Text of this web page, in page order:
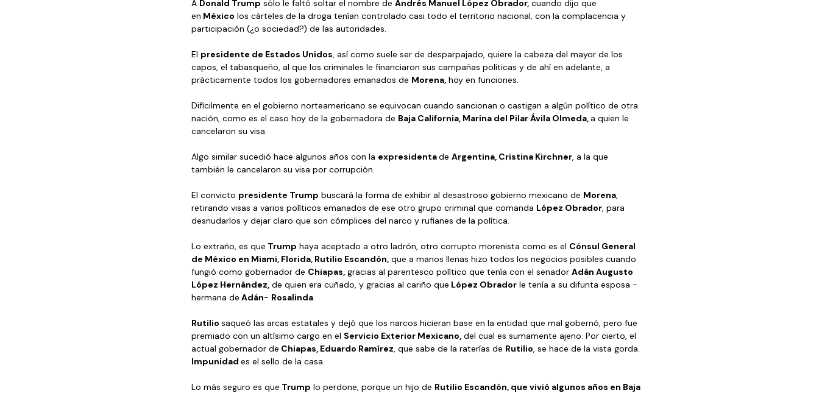
A Donald Trump sólo le faltó soltar el nombre de Andrés Manuel López Obrador, cuando dijo que
en México los cárteles de la droga tenían controlado casi todo el territorio nacional, con la complacencia y
participación (¿o sociedad?) de las autoridades.
El presidente de Estados Unidos, así como suele ser de desparpajado, quiere la cabeza del mayor de los
capos, el tabasqueño, al que los criminales le financiaron sus campañas políticas y de ahí en adelante, a
prácticamente todos los gobernadores emanados de Morena, hoy en funciones.
Difícilmente en el gobierno norteamericano se equivocan cuando sancionan o castigan a algún político de otra
nación, como es el caso hoy de la gobernadora de Baja California, Marina del Pilar Ávila Olmeda, a quien le
cancelaron su visa.
Algo similar sucedió hace algunos años con la expresidenta de Argentina, Cristina Kirchner, a la que
también le cancelaron su visa por corrupción.
El convicto presidente Trump buscará la forma de exhibir al desastroso gobierno mexicano de Morena,
retirando visas a varios políticos emanados de ese otro grupo criminal que comanda López Obrador, para
desnudarlos y dejar claro que son cómplices del narco y rufianes de la política.
Lo extraño, es que Trump haya aceptado a otro ladrón, otro corrupto morenista como es el Cónsul General
de México en Miami, Florida, Rutilio Escandón, que a manos llenas hizo todos los negocios posibles cuando
fungió como gobernador de Chiapas, gracias al parentesco político que tenía con el senador Adán Augusto
López Hernández, de quien era cuñado, y gracias al cariño que López Obrador le tenía a su difunta esposa -
hermana de Adán- Rosalinda.
Rutilio saqueó las arcas estatales y dejó que los narcos hicieran base en la entidad que mal gobernó, pero fue
premiado con un altísimo cargo en el Servicio Exterior Mexicano, del cual es sumamente ajeno. Por cierto, el
actual gobernador de Chiapas, Eduardo Ramírez, que sabe de la raterías de Rutilio, se hace de la vista gorda.
Impunidad es el sello de la casa.
Lo más seguro es que Trump lo perdone, porque un hijo de Rutilio Escandón, que vivió algunos años en Baja